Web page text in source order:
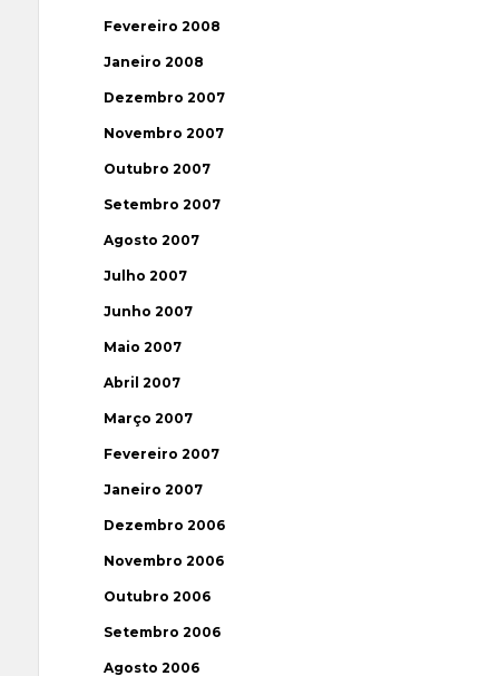
Fevereiro 2008
Janeiro 2008
Dezembro 2007
Novembro 2007
Outubro 2007
Setembro 2007
Agosto 2007
Julho 2007
Junho 2007
Maio 2007
Abril 2007
Março 2007
Fevereiro 2007
Janeiro 2007
Dezembro 2006
Novembro 2006
Outubro 2006
Setembro 2006
Agosto 2006